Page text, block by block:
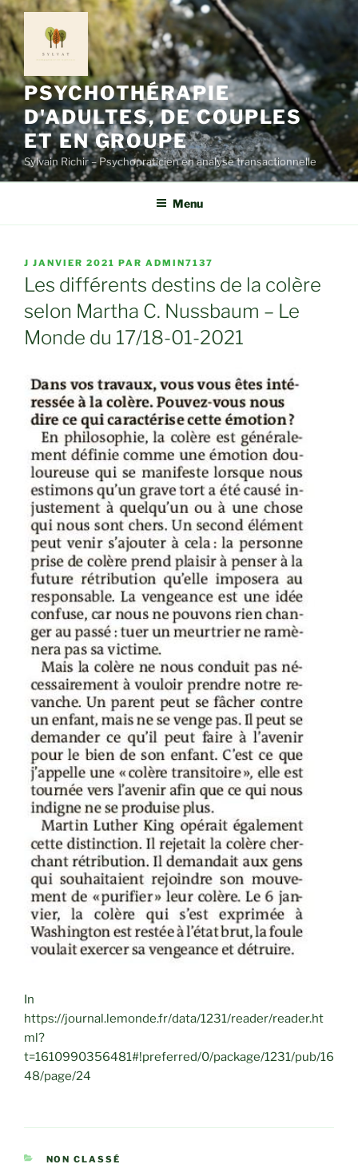
Aller
au
contenu
principal
PSYCHOTHÉRAPIE
D'ADULTES, DE COUPLES
ET EN GROUPE
Sylvain Richir – Psychopraticien en analyse transactionnelle
Menu
PUBLIÉ
LE
J JANVIER 2021 PAR ADMIN7137
Les différents destins de la colère
selon Martha C. Nussbaum – Le
Monde du 17/18-01-2021
In
https://journal.lemonde.fr/data/1231/reader/reader.ht
ml?
t=1610990356481#!preferred/0/package/1231/pub/16
48/page/24
CATÉGORIES
NON CLASSÉ